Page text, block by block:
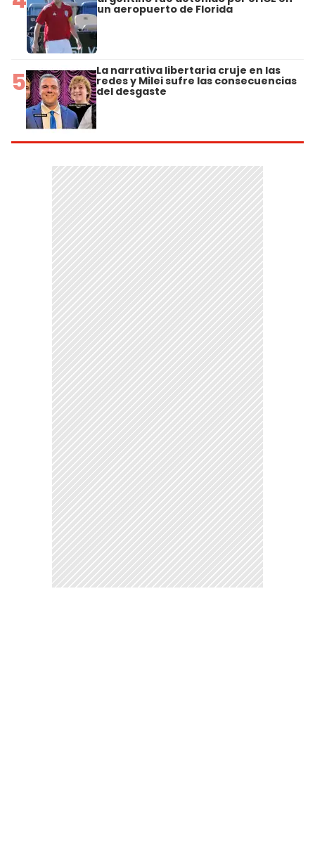
un aeropuerto de Florida
5 La narrativa libertaria cruje en las
redes y Milei sufre las consecuencias
del desgaste